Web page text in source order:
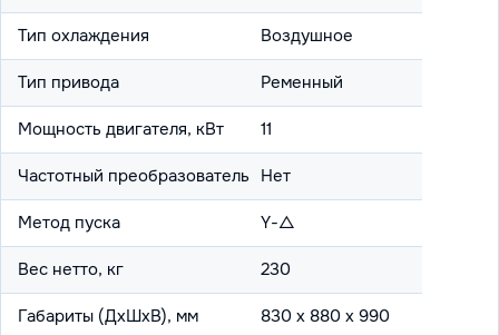
Тип охлаждения Воздушное
Тип привода Ременный
Мощность двигателя, кВт 11
Частотный преобразователь Нет
Метод пуска Y-△
Вес нетто, кг 230
Габариты (ДхШхВ), мм 830 x 880 x 990